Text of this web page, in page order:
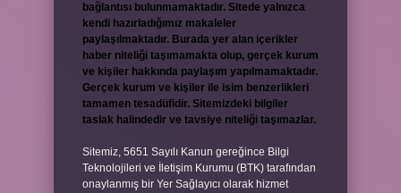
bağlantısı bulunmamaktadır. Sitede yalnızca
kendi hazırladığımız makaleler
paylaşılmaktadır. Burada yer alan içerikler
haber niteliği taşımamakta olup, gerçek kurum
ve kişiler hakkında paylaşım yapılmamaktadır.
Gerçek kurum ve kişiler ile isim benzerlikleri
tamamen tesadüfidir. Sitemizdeki bilgiler
taslak halindedir ve tavsiye niteliği taşımazlar.
Sitemiz, 5651 Sayılı Kanun gereğince Bilgi
Teknolojileri ve İletişim Kurumu (BTK) tarafından
onaylanmış bir Yer Sağlayıcı olarak hizmet